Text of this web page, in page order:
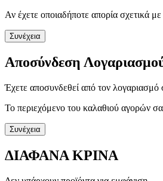
Αν έχετε οποιαδήποτε απορία σχετικά
Συνέχεια
Αποσύνδεση
Έχετε αποσυνδεθεί από τον λογαριασμό
Το περιεχόμενο του καλαθιού αγορών
Συνέχεια
ΔΙΑΦΑΝΑ ΚΡΙΝΑ